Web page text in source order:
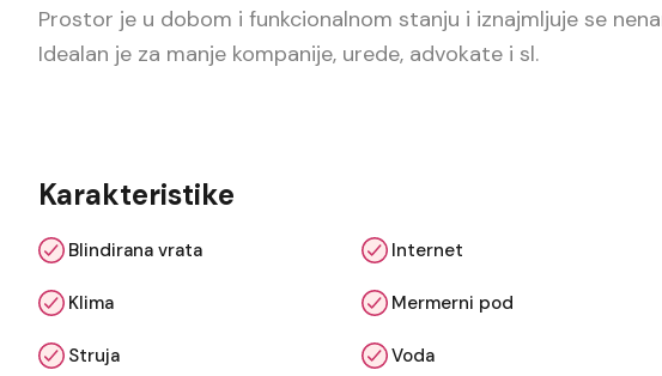
Prostor je u dobom i funkcionalnom stanju i iznajmljuje se
Idealan je za manje kompanije, urede, advokate i sl.
Karakteristike
Blindirana vrata Internet
Klima Mermerni pod
Struja Voda